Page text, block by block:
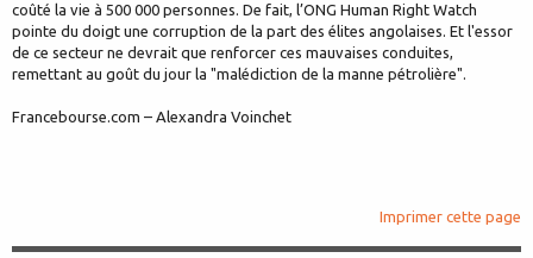
coûté la vie à 500 000 personnes. De fait, l’ONG Human Right Watch
pointe du doigt une corruption de la part des élites angolaises. Et l'essor
de ce secteur ne devrait que renforcer ces mauvaises conduites,
remettant au goût du jour la "malédiction de la manne pétrolière".
Francebourse.com – Alexandra Voinchet
Imprimer cette page